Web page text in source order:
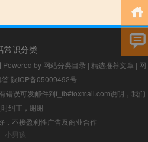
常识分类
Powered by 网站分类目录 | 精选推荐文章 | 网
陕ICP备05009492号
错误可发邮件到f_fb#foxmail.com说明，我们
纠正，谢谢
，不接盈利性广告及商业合作
小男孩